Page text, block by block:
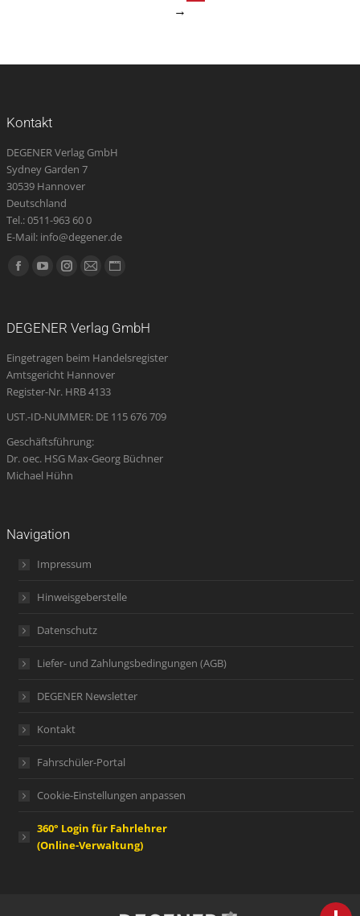
→
Kontakt
DEGENER Verlag GmbH
Sydney Garden 7
30539 Hannover
Deutschland
Tel.: 0511-963 60 0
E-Mail: info@degener.de
Finden Sie uns auf:
Facebook
new
window
YouTube
new
window
Instagram
new
window
E-
opens
in
new
Website
new
DEGENER Verlag GmbH
Eingetragen beim Handelsregister
Amtsgericht Hannover
Register-Nr. HRB 4133
UST.-ID-NUMMER: DE 115 676 709
Geschäftsführung:
Dr. oec. HSG Max-Georg Büchner
Michael Hühn
Navigation
Impressum
Hinweisgeberstelle
Datenschutz
Liefer- und Zahlungsbedingungen (AGB)
DEGENER Newsletter
Kontakt
Fahrschüler-Portal
Cookie-Einstellungen anpassen
360° Login für Fahrlehrer
(Online-Verwaltung)